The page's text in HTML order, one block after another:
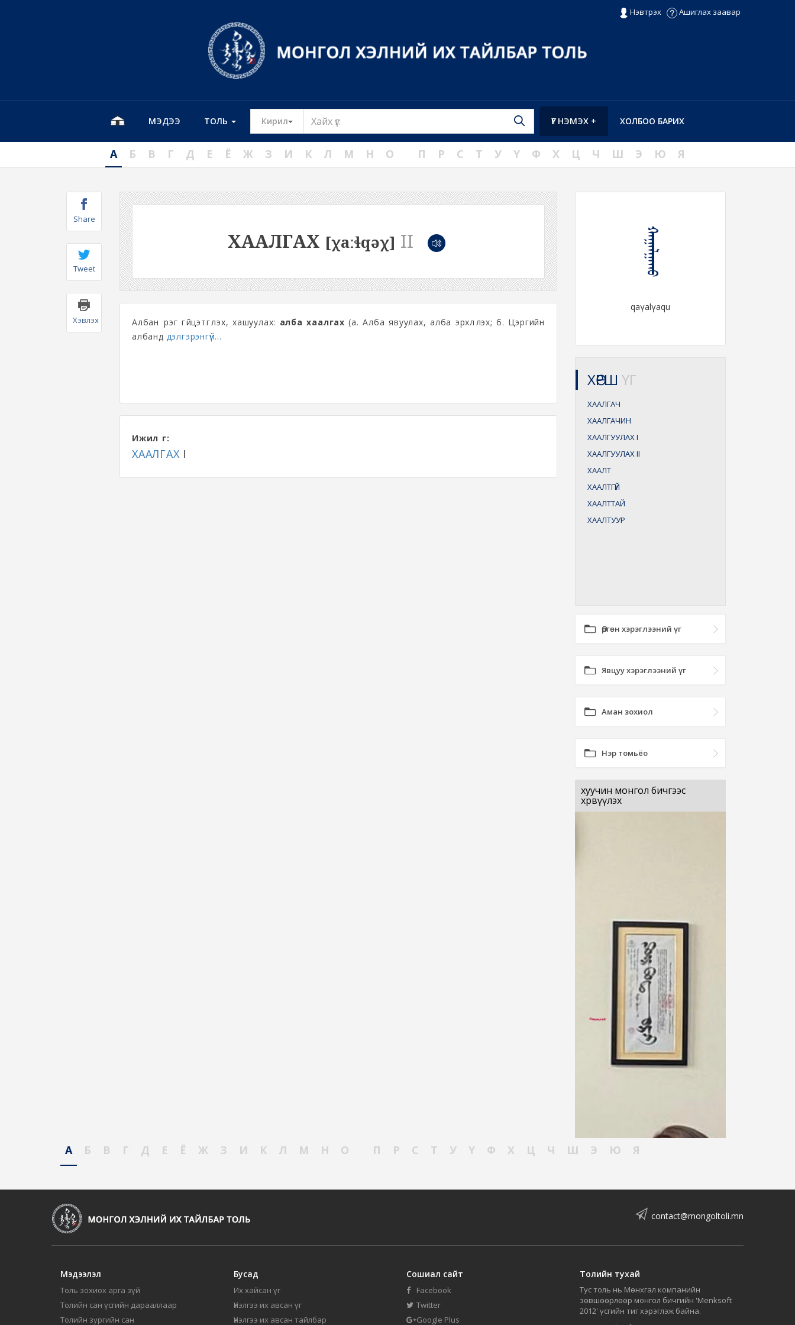
Нэвтрэх Ашиглах заавар
МЭДЭЭ ТОЛЬ Кирил Toggle Dropdown ХОЛБОО БАРИХ
ҮГ НЭМЭХ +
А Б В Г Д Е Ё Ж З И К Л М Н О П Р С Т У Ү Ф Х Ц Ч Ш Э Ю Я
Share
Tweet
Хэвлэх
ХААЛГАХ [χaːɬqəχ] II
Албан үүрэг гүйцэтгүүлэх, хашуулах: алба хаалгах (а. Алба явуулах, алба эрхлүүлэх; б. Цэргийн
албанд дэлгэрэнгүй...
Ижил үг:
ХААЛГАХ I
ᠬᠠᠭᠠᠯᠭᠠᠬᠤ
qaγalγaqu
ХӨРШ ҮГ
ХААЛГАЧ
ХААЛГАЧИН
ХААЛГУУЛАХI
ХААЛГУУЛАХII
ХААЛТ
ХААЛТГҮЙ
ХААЛТТАЙ
ХААЛТУУР
Өргөн хэрэглээний үг
Явцуу хэрэглээний үг
Аман зохиол
Нэр томьёо
хуучин монгол бичгээс
хөрвүүлэх
А Б В Г Д Е Ё Ж З И К Л М Н О П Р С Т У Ү Ф Х Ц Ч Ш Э Ю Я
contact@mongoltoli.mn
Мэдээлэл
Толь зохиох арга зүй
Толийн сан үсгийн дарааллаар
Толийн зургийн сан
Бусад
Их хайсан үг
Үнэлгээ их авсан үг
Үнэлгээ их авсан тайлбар
Сошиал сайт
Facebook
Twitter
Google Plus
Толийн тухай
Тус толь нь Мөнхгал компанийн
зөвшөөрлөөр монгол бичгийн 'Menksoft
2012' үсгийн тиг хэрэглэж байна.